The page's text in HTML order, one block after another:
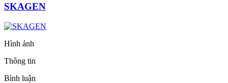
SKAGEN
Hình ảnh
Thông tin
Bình luận